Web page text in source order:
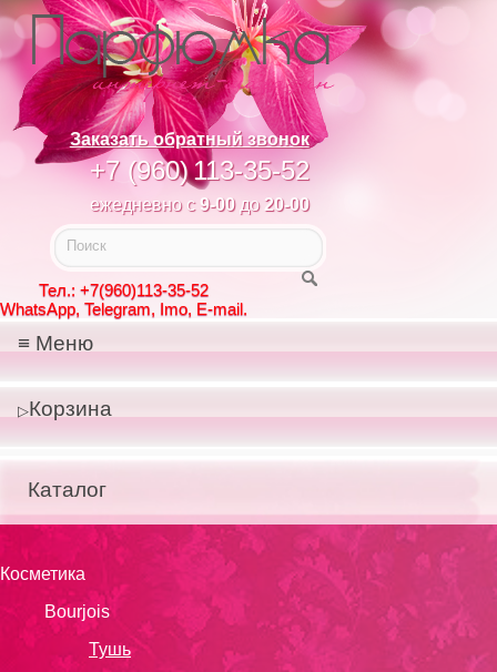
Заказать обратный звонок
+7 (960)113-35-52
ежедневно с 9-00до 20-00
Тел.: +7(960)113-35-52
WhatsApp, Telegram, Imo, E-mail.
Меню
Корзина
Каталог
Косметика
Bourjois
Тушь